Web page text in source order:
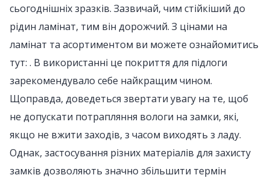
сьогоднішніх зразків. Зазвичай, чим стійкіший до
рідин ламінат, тим він дорожчий. З цінами на
ламінат та асортиментом ви можете ознайомитись
тут: . В використанні це покриття для підлоги
зарекомендувало себе найкращим чином.
Щоправда, доведеться звертати увагу на те, щоб
не допускати потрапляння вологи на замки, які,
якщо не вжити заходів, з часом виходять з ладу.
Однак, застосування різних матеріалів для захисту
замків дозволяють значно збільшити термін